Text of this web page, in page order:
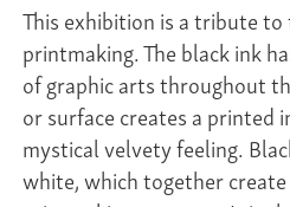
This exhibition is a tribute
printmaking. The black ink
of graphic arts throughout
or surface creates a printed
mystical velvety feeling.
white, which together create